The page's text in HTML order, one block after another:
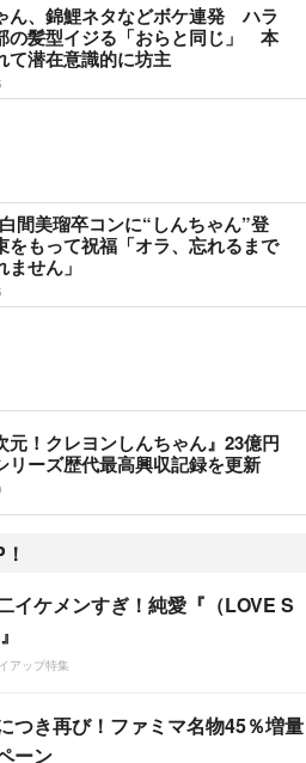
ん、錦鯉ネタなどボケ連発 ハラ
の髪型イジる「おらと同じ」 本
て潜在意識的に坊主
間美瑠卒コンに“しんちゃん”登
もって祝福「オラ、忘れるまで
せん」
元！クレヨンしんちゃん』23億円
リーズ歴代最高興収記録を更新
イケメンすぎ！純愛『（LOVE S
アップ特集
つき再び！ファミマ名物45％増量
ーン